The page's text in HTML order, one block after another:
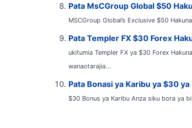
Pata MsCGroup Global $50
MSCGroup Global’s Exclusive $50
Pata Templer FX $30 Forex
ukitumia Templer FX ya $30 Forex
wanaotarajia...
Pata Bonasi ya Karibu ya $30
$30 Bonus ya Karibu Anza siku bora ya